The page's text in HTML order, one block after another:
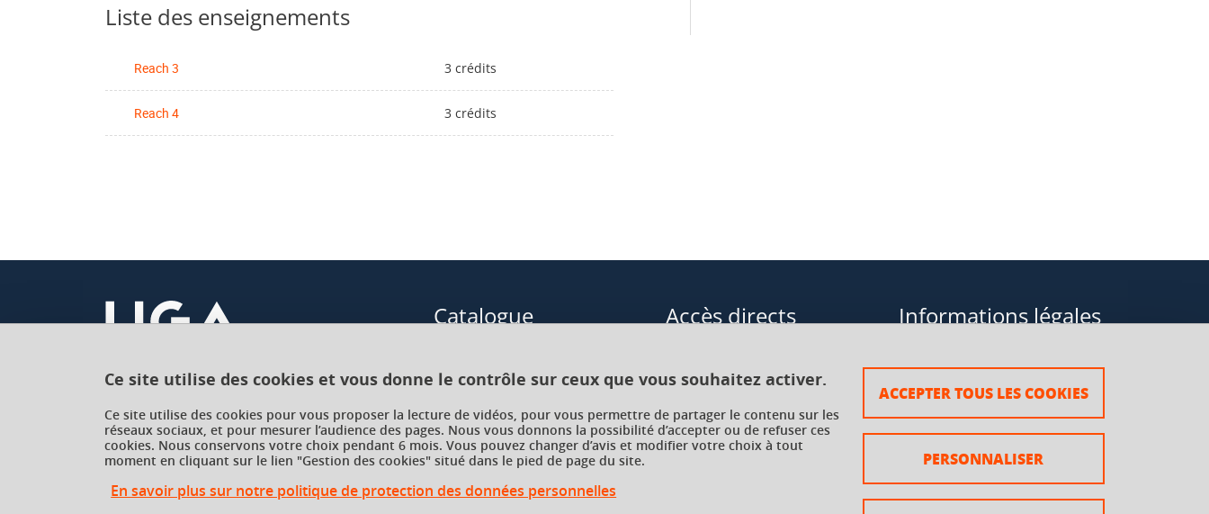
Ce site utilise des cookies et vous donne le contrôle sur ceux que vous souhaitez activer.
Ce site utilise des cookies pour vous proposer la lecture de vidéos, pour vous permettre de partager le contenu sur les
réseaux sociaux, et pour mesurer l’audience des pages. Nous vous donnons la possibilité d’accepter ou de refuser ces
cookies. Nous conservons votre choix pendant 6 mois. Vous pouvez changer d’avis et modifier votre choix à tout
moment en cliquant sur le lien "Gestion des cookies" situé dans le pied de page du site.
En savoir plus sur notre politique de protection des données personnelles
ACCEPTER TOUS LES COOKIES
PERSONNALISER
Liste des enseignements
Reach 3 3 crédits
Reach 4 3 crédits
Université Grenoble Alpes
621 avenue Centrale
38400 Saint-Martin-d'Hères
France
Catalogue
Formations courtes
Recherche par facultés, écoles,
instituts
Accès directs
Enseignements transversaux à
choix (ETC)
Informations légales
Plan du site
Mentions légales
Crédits
Accessibilité : non conforme